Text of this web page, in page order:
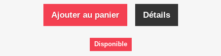
Ajouter au panier Détails
Disponible